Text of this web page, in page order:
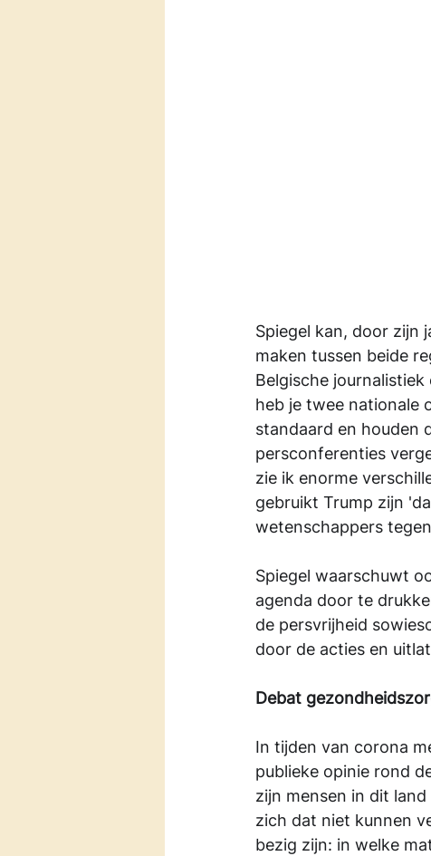
Spiegel kan, door zijn
maken tussen beide
Belgische
heb je twee nationale
standaard en houden
persconferenties
zie ik enorme
gebruikt Trump zijn
wetenschappers
Spiegel waarschuwt
agenda door te
de persvrijheid
door de acties en
Debat
In tijden van corona
publieke opinie rond
zijn mensen in dit
zich dat niet kunnen
bezig zijn: in welke